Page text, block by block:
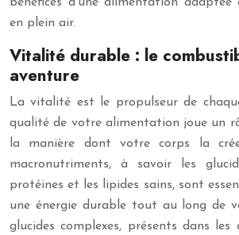
en plein air.
Vitalité durable : le
aventure
La vitalité est le propulseur de
qualité de votre alimentation joue un
la manière dont votre corps la
macronutriments, à savoir les
protéines et les lipides sains, sont
une énergie durable tout au long de
glucides complexes, présents dans les